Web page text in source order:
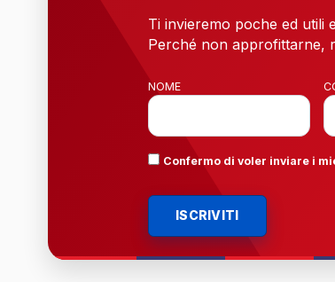
Ti invieremo poche ed utili
Perché non approfittarne,
NOME
Confermo di voler inviare i
ISCRIVITI